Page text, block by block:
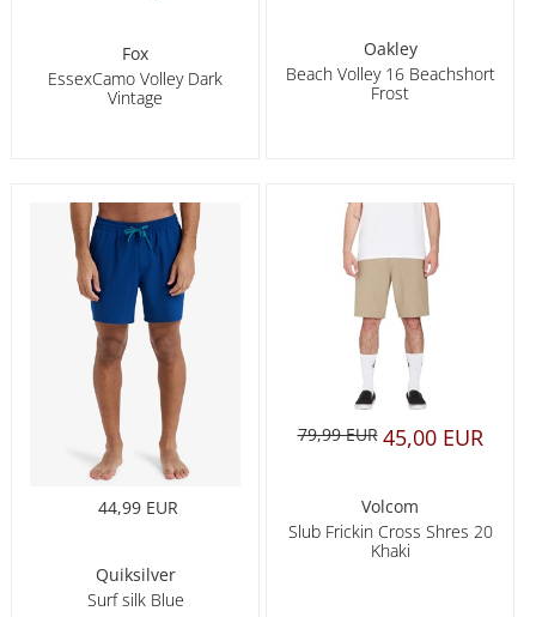
Fox
EssexCamo Volley Dark
Vintage
Oakley
Beach Volley 16 Beachshort
Frost
44,99 EUR
Quiksilver
Surf silk Blue
79,99 EUR 45,00 EUR
Volcom
Slub Frickin Cross Shres 20
Khaki